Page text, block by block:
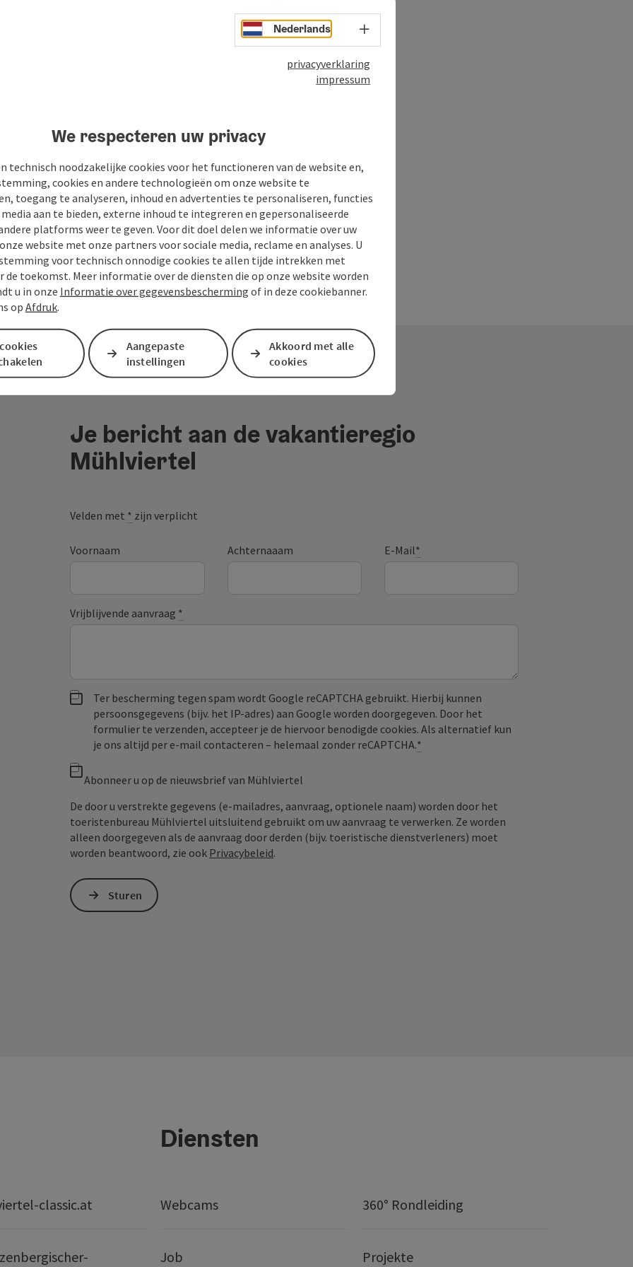
Je bericht aan de vakantieregio
Mühlviertel
Velden met * zijn verplicht
Voornaam Achternaaam E-Mail*
Vrijblijvende aanvraag *
Ter bescherming tegen spam wordt Google reCAPTCHA gebruikt. Hierbij kunnen
persoonsgegevens (bijv. het IP-adres) aan Google worden doorgegeven. Door het
formulier te verzenden, accepteer je de hiervoor benodigde cookies. Als alternatief kun
je ons altijd per e‑mail contacteren – helemaal zonder reCAPTCHA.*
Abonneer u op de nieuwsbrief van Mühlviertel
De door u verstrekte gegevens (e-mailadres, aanvraag, optionele naam) worden door het
toeristenbureau Mühlviertel uitsluitend gebruikt om uw aanvraag te verwerken. Ze worden
alleen doorgegeven als de aanvraag door derden (bijv. toeristische dienstverleners) moet
worden beantwoord, zie ook Privacybeleid.
Sturen
classic.at
Diensten
Webcams 360° Rondleiding
Job Projekte
Nederlands Taalkeuze - menu openen
privacyverklaring
impressum
We respecteren uw privacy
technisch noodzakelijke cookies voor het functioneren van de website en,
cookies en andere technologieën om onze website te
toegang te analyseren, inhoud en advertenties te personaliseren, functies
aan te bieden, externe inhoud te integreren en gepersonaliseerde
platforms weer te geven. Voor dit doel delen we informatie over uw
website met onze partners voor sociale media, reclame en analyses. U
voor technisch onnodige cookies te allen tijde intrekken met
de toekomst. Meer informatie over de diensten die op onze website worden
u in onze Informatie over gegevensbescherming of in deze cookiebanner.
opAfdruk.
Aangepaste
instellingen
Akkoord met alle
cookies